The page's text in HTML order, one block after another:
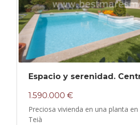
Espacio y serenidad.
1.590.000 €
Preciosa vivienda en una planta
Teià